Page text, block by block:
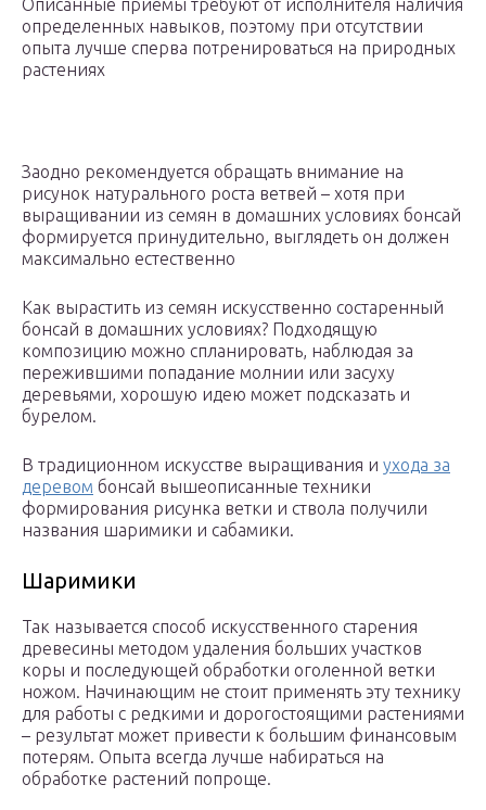
Описанные приемы требуют от исполнителя наличия
определенных навыков, поэтому при отсутствии
опыта лучше сперва потренироваться на природных
растениях
Заодно рекомендуется обращать внимание на
рисунок натурального роста ветвей – хотя при
выращивании из семян в домашних условиях бонсай
формируется принудительно, выглядеть он должен
максимально естественно
Как вырастить из семян искусственно состаренный
бонсай в домашних условиях? Подходящую
композицию можно спланировать, наблюдая за
пережившими попадание молнии или засуху
деревьями, хорошую идею может подсказать и
бурелом.
В традиционном искусстве выращивания и ухода за
деревом бонсай вышеописанные техники
формирования рисунка ветки и ствола получили
названия шаримики и сабамики.
Шаримики
Так называется способ искусственного старения
древесины методом удаления больших участков
коры и последующей обработки оголенной ветки
ножом. Начинающим не стоит применять эту технику
для работы с редкими и дорогостоящими растениями
– результат может привести к большим финансовым
потерям. Опыта всегда лучше набираться на
обработке растений попроще.